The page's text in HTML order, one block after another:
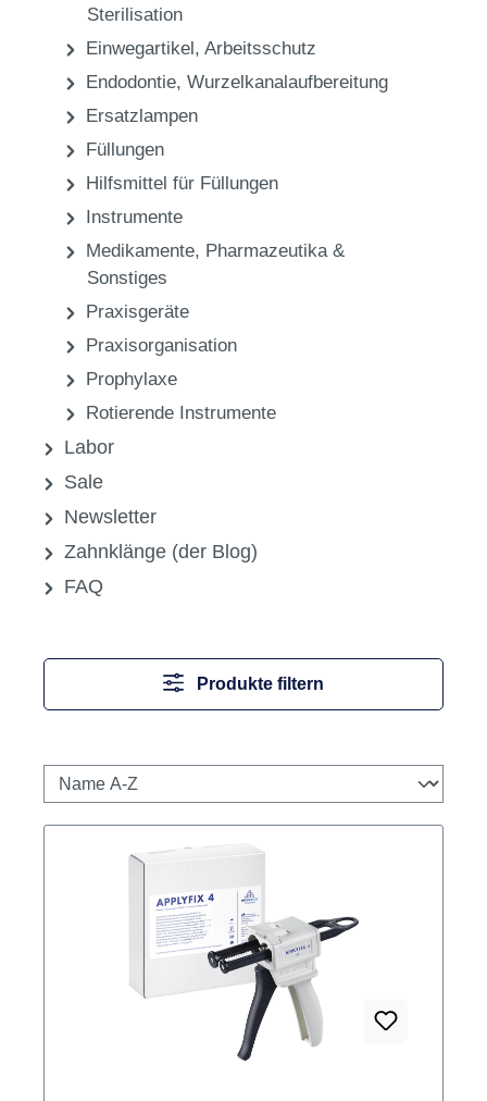
Sterilisation
Einwegartikel, Arbeitsschutz
Endodontie, Wurzelkanalaufbereitung
Ersatzlampen
Füllungen
Hilfsmittel für Füllungen
Instrumente
Medikamente, Pharmazeutika &
Sonstiges
Praxisgeräte
Praxisorganisation
Prophylaxe
Rotierende Instrumente
Labor
Sale
Newsletter
Zahnklänge (der Blog)
FAQ
Produkte filtern